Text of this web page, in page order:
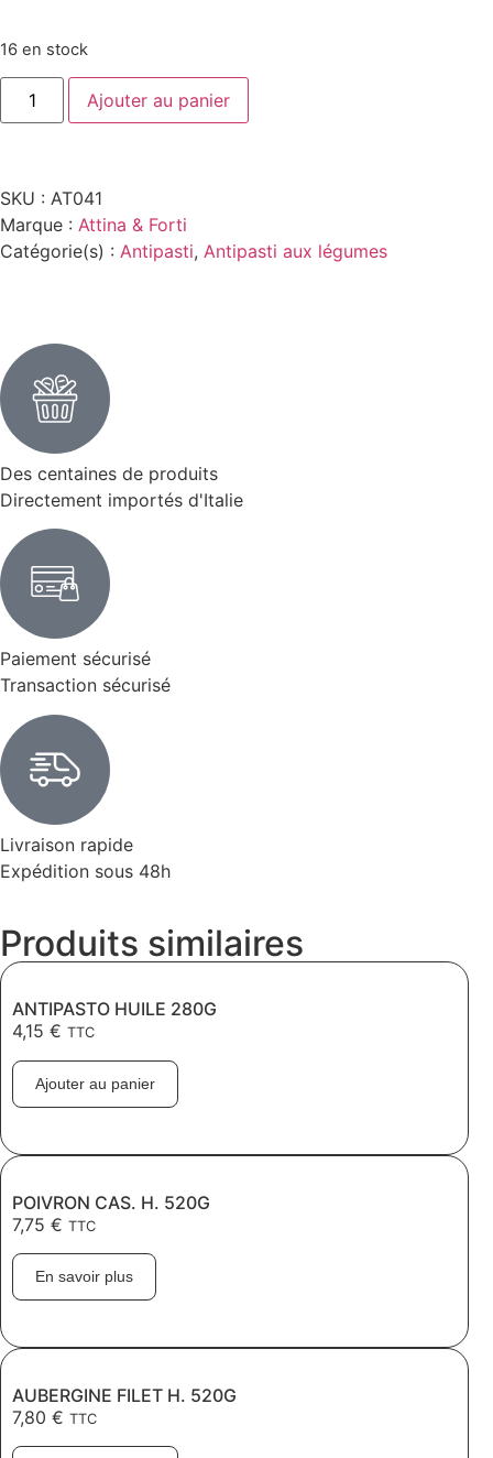
16 en stock
Ajouter au panier
SKU : AT041
Marque : Attina & Forti
Catégorie(s) : Antipasti, Antipasti aux légumes
Des centaines de produits
Directement importés d'Italie
Paiement sécurisé
Transaction sécurisé
Livraison rapide
Expédition sous 48h
Produits similaires
ANTIPASTO HUILE 280G
4,15 € TTC
Ajouter au panier
POIVRON CAS. H. 520G
7,75 € TTC
En savoir plus
AUBERGINE FILET H. 520G
7,80 € TTC